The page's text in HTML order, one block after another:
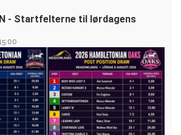
- Startfelterne til lørdagens